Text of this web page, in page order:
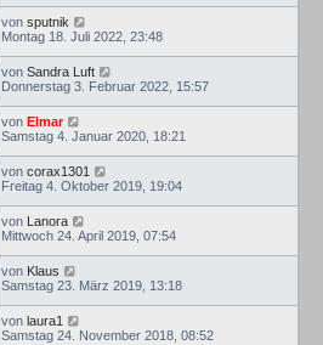
von sputnik
Montag 18. Juli 2022, 23:48
von Sandra Luft
Donnerstag 3. Februar 2022, 15:57
von Elmar
Samstag 4. Januar 2020, 18:21
von corax1301
Freitag 4. Oktober 2019, 19:04
von Lanora
Mittwoch 24. April 2019, 07:54
von Klaus
Samstag 23. März 2019, 13:18
von laura1
Samstag 24. November 2018, 08:52